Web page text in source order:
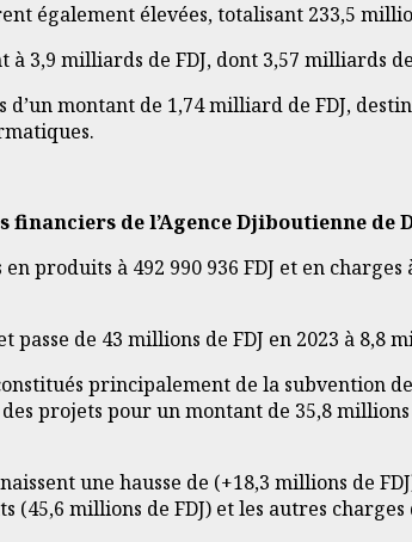
également élevées, totalisant 233,5
3,9 milliards de FDJ, dont 3,57 milliards
montant de 1,74 milliard de FDJ,
de l’Agence Djiboutienne de
produits à 492 990 936 FDJ et en
de 43 millions de FDJ en 2023 à 8,8
principalement de la subvention
projets pour un montant de 35,8
une hausse de (+18,3 millions de
(45,6 millions de FDJ) et les autres